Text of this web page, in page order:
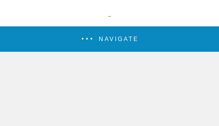
NAVIGATE